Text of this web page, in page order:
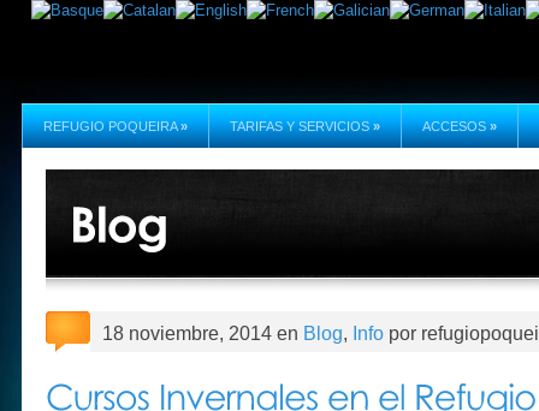
REFUGIO POQUEIRA » TARIFAS Y SERVICIOS » ACCESOS »
18 noviembre, 2014 en Blog, Info por